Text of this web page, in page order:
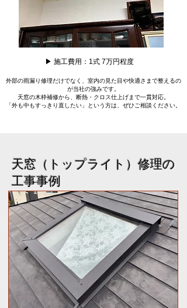
▶ 施工費用：1式 7万円程度
外部の雨漏り修理だけでなく、室内の見た目や快適さまで整えるの
が当社の強みです。
天窓の木枠補修から、断熱・クロス仕上げまで一貫対応。
「外も中もすっきり直したい」という方は、ぜひご相談ください。
天窓（トップライト）修理の
工事事例